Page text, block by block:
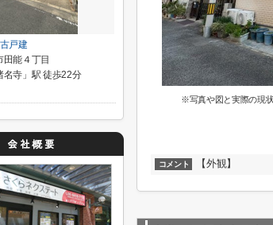
※写真や図と実際の現
コメント 【外観】
戸建
能４丁目
名寺」駅 徒歩22分